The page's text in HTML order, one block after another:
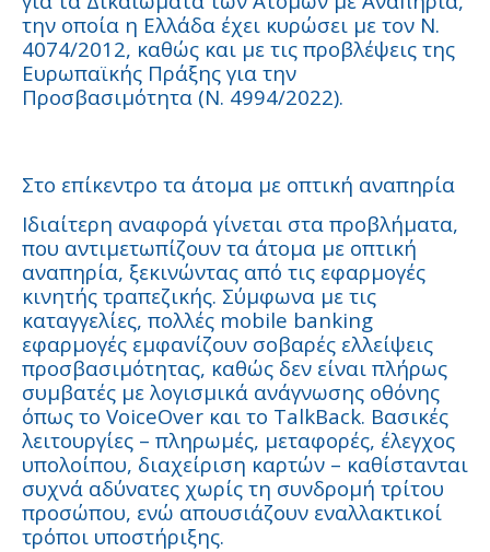
την οποία η Ελλάδα έχει κυρώσει με τον Ν.
4074/2012, καθώς και με τις προβλέψεις της
Ευρωπαϊκής Πράξης για την
Προσβασιμότητα (Ν. 4994/2022).
Στο επίκεντρο τα άτομα με οπτική αναπηρία
Ιδιαίτερη αναφορά γίνεται στα προβλήματα,
που αντιμετωπίζουν τα άτομα με οπτική
αναπηρία, ξεκινώντας από τις εφαρμογές
κινητής τραπεζικής. Σύμφωνα με τις
καταγγελίες, πολλές mobile banking
εφαρμογές εμφανίζουν σοβαρές ελλείψεις
προσβασιμότητας, καθώς δεν είναι πλήρως
συμβατές με λογισμικά ανάγνωσης οθόνης
όπως το VoiceOver και το TalkBack. Βασικές
λειτουργίες – πληρωμές, μεταφορές, έλεγχος
υπολοίπου, διαχείριση καρτών – καθίστανται
συχνά αδύνατες χωρίς τη συνδρομή τρίτου
προσώπου, ενώ απουσιάζουν εναλλακτικοί
τρόποι υποστήριξης.